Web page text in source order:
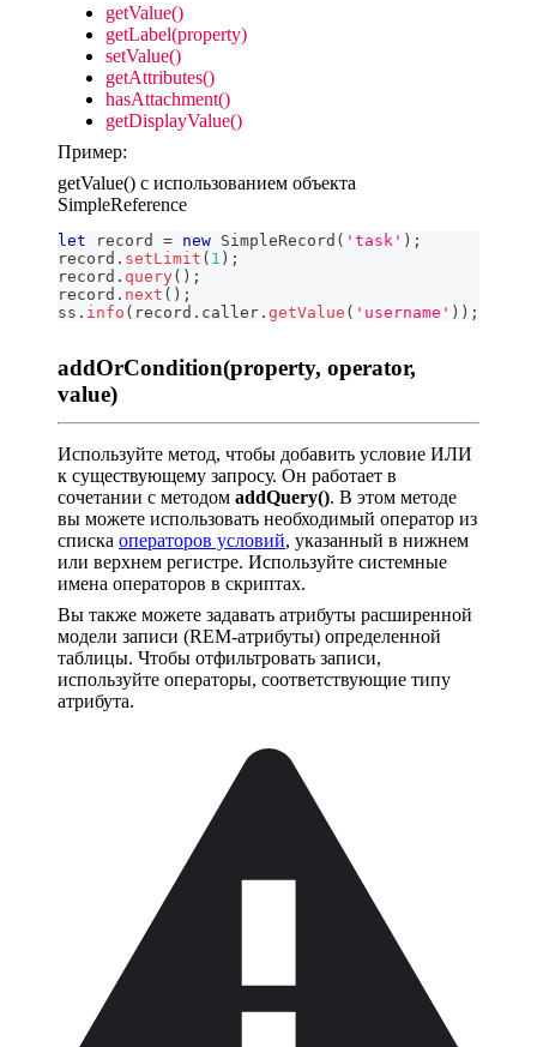
getValue()
getLabel(property)
setValue()
getAttributes()
hasAttachment()
getDisplayValue()
Пример:
getValue() с использованием объекта
SimpleReference
let record = new SimpleRecord ( 'task' ) ;
record . setLimit ( 1 ) ;
record . query( ) ;
record . next ( ) ;
ss . info ( record . caller . getValue ( 'username' ) ) ;
addOrCondition(property, operator,
value)
Используйте метод, чтобы добавить условие ИЛИ
к существующему запросу. Он работает в
сочетании с методом addQuery(). В этом методе
вы можете использовать необходимый оператор из
списка операторов условий, указанный в нижнем
или верхнем регистре. Используйте системные
имена операторов в скриптах.
Вы также можете задавать атрибуты расширенной
модели записи (REM-атрибуты) определенной
таблицы. Чтобы отфильтровать записи,
используйте операторы, соответствующие типу
атрибута.